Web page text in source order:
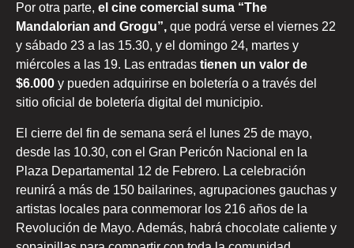
Por otra parte, el cine comercial suma “The
Mandalorian and Grogu”, que podrá verse el viernes 22
y sábado 23 a las 15.30, y el domingo 24, martes y
miércoles a las 19. Las entradas tienen un valor de
$6.000 y pueden adquirirse en boletería o a través del
sitio oficial de boletería digital del municipio.
El cierre del fin de semana será el lunes 25 de mayo,
desde las 10.30, con el Gran Pericón Nacional en la
Plaza Departamental 12 de Febrero. La celebración
reunirá a más de 150 bailarines, agrupaciones gauchas y
artistas locales para conmemorar los 216 años de la
Revolución de Mayo. Además, habrá chocolate caliente y